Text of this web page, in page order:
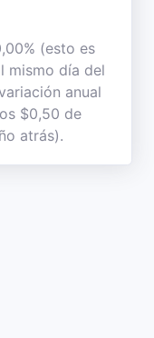
(esto es
mismo día del
anual
$0,50 de
atrás).